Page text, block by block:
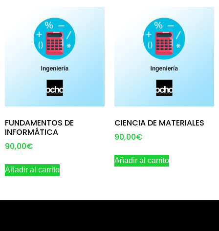
FUNDAMENTOS DE
INFORMÁTICA
90,00€
Añadir al carrito
CIENCIA DE MATERIALES
90,00€
Añadir al carrito